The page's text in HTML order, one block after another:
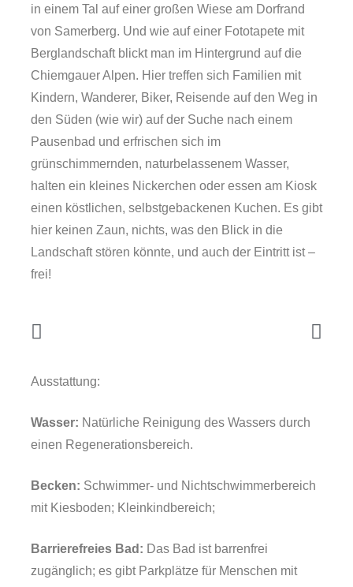
in einem Tal auf einer großen Wiese am Dorfrand
von Samerberg. Und wie auf einer Fototapete mit
Berglandschaft blickt man im Hintergrund auf die
Chiemgauer Alpen. Hier treffen sich Familien mit
Kindern, Wanderer, Biker, Reisende auf den Weg in
den Süden (wie wir) auf der Suche nach einem
Pausenbad und erfrischen sich im
grünschimmernden, naturbelassenem Wasser,
halten ein kleines Nickerchen oder essen am Kiosk
einen köstlichen, selbstgebackenen Kuchen. Es gibt
hier keinen Zaun, nichts, was den Blick in die
Landschaft stören könnte, und auch der Eintritt ist –
frei!
Ausstattung:
Wasser: Natürliche Reinigung des Wassers durch
einen Regenerationsbereich.
Becken: Schwimmer- und Nichtschwimmerbereich
mit Kiesboden; Kleinkindbereich;
Barrierefreies Bad: Das Bad ist barrenfrei
zugänglich; es gibt Parkplätze für Menschen mit